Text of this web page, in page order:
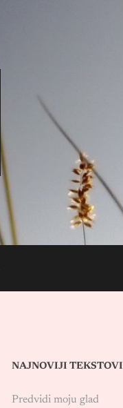
NAJNOVIJI TEKSTOVI
Predvidi moju glad